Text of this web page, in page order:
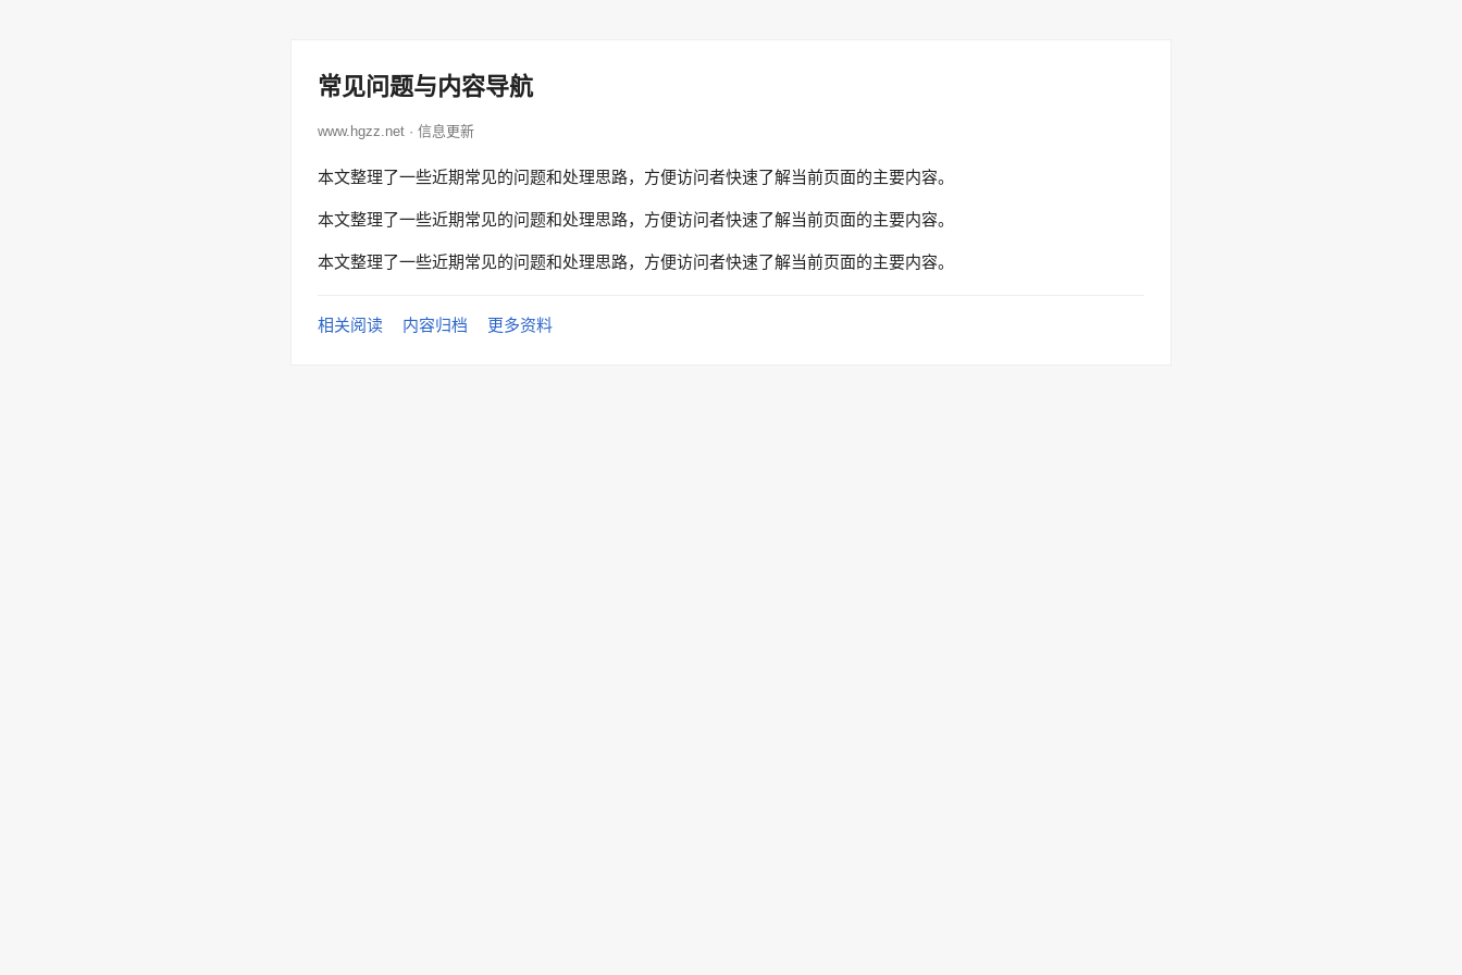
常见问题与内容导航
www.hgzz.net · 信息更新
本文整理了一些近期常见的问题和处理思路，方便访问者快速了解当前页面的主要内容。
本文整理了一些近期常见的问题和处理思路，方便访问者快速了解当前页面的主要内容。
本文整理了一些近期常见的问题和处理思路，方便访问者快速了解当前页面的主要内容。
相关阅读 内容归档 更多资料